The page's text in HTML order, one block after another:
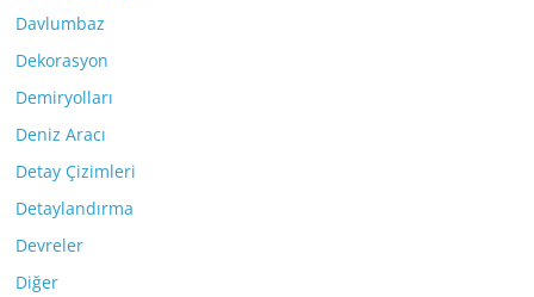
Davlumbaz
Dekorasyon
Demiryolları
Deniz Aracı
Detay Çizimleri
Detaylandırma
Devreler
Diğer